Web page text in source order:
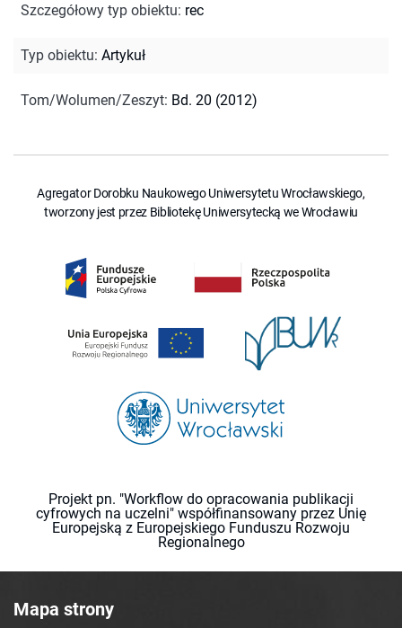
Szczegółowy typ obiektu: rec
Typ obiektu: Artykuł
Tom/Wolumen/Zeszyt: Bd. 20 (2012)
Agregator Dorobku Naukowego Uniwersytetu Wrocławskiego,
tworzony jest przez Bibliotekę Uniwersytecką we Wrocławiu
Projekt pn. "Workflow do opracowania publikacji
cyfrowych na uczelni" współfinansowany przez Unię
Europejską z Europejskiego Funduszu Rozwoju
Regionalnego
Mapa strony